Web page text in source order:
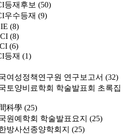
등재후보 (50)
우수등재 (9)
(8)
(8)
(6)
등재 (1)
여성정책연구원 연구보고서 (32)
토양비료학회 학술발표회 초록집
科學 (25)
원예학회 학술발표요지 (25)
방사선종양학회지 (25)